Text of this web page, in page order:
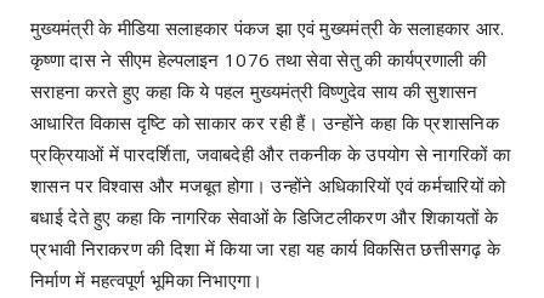
मुख्यमंत्री के मीडिया सलाहकार पंकज झा एवं मुख्यमंत्री के सलाहकार आर.
कृष्णा दास ने सीएम हेल्पलाइन 1076 तथा सेवा सेतु की कार्यप्रणाली की
सराहना करते हुए कहा कि ये पहल मुख्यमंत्री विष्णुदेव साय की सुशासन
आधारित विकास दृष्टि को साकार कर रही हैं। उन्होंने कहा कि प्रशासनिक
प्रक्रियाओं में पारदर्शिता, जवाबदेही और तकनीक के उपयोग से नागरिकों का
शासन पर विश्वास और मजबूत होगा। उन्होंने अधिकारियों एवं कर्मचारियों को
बधाई देते हुए कहा कि नागरिक सेवाओं के डिजिटलीकरण और शिकायतों के
प्रभावी निराकरण की दिशा में किया जा रहा यह कार्य विकसित छत्तीसगढ़ के
निर्माण में महत्वपूर्ण भूमिका निभाएगा।